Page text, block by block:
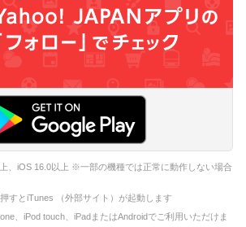
、iOS 16.0以上 ※一部の機種では正常に動作しない場合
すとiTunes （外部サイト）が起動します
、iPod touch、iPadまたはAndroidでご利用いただけま